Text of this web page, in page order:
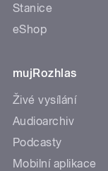
Stanice
eShop
mujRozhlas
Živé vysílání
Audioarchiv
Podcasty
Mobilní aplikace